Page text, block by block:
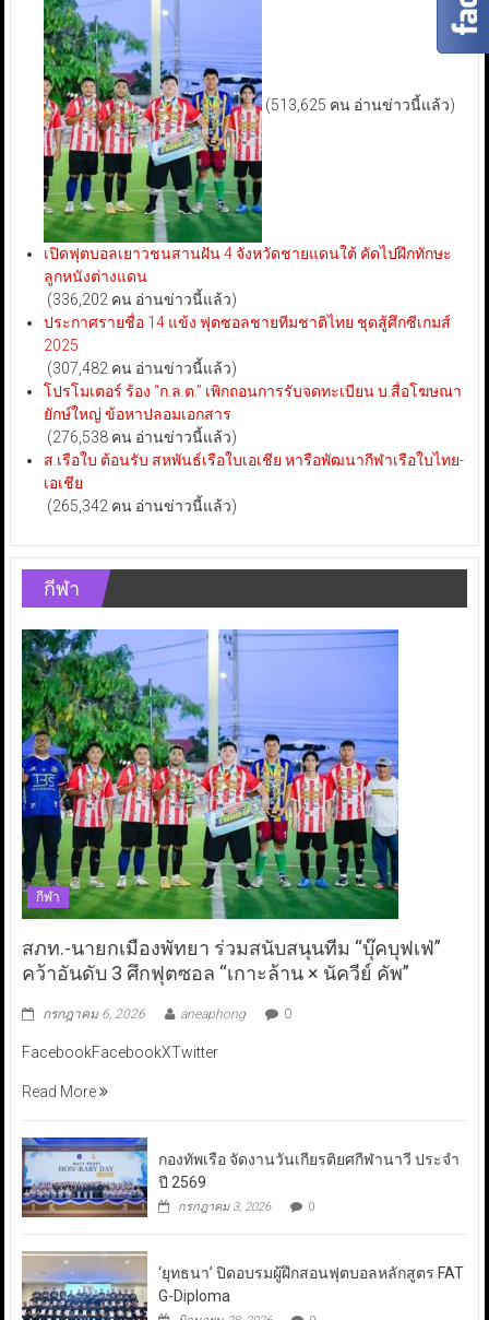
(513,625 คน อ่านข่าวนี้แล้ว)
เปิดฟุตบอลเยาวชนสานฝัน 4 จังหวัดชายแดนใต้ คัดไปฝึกทักษะ
ลูกหนังต่างแดน
(336,202 คน อ่านข่าวนี้แล้ว)
ประกาศรายชื่อ 14 แข้ง ฟุตซอลชายทีมชาติไทย ชุดสู้ศึกซีเกมส์
2025
(307,482 คน อ่านข่าวนี้แล้ว)
โปรโมเตอร์ ร้อง “ก.ล.ต.” เพิกถอนการรับจดทะเบียน บ.สื่อโฆษณา
ยักษ์ใหญ่ ข้อหาปลอมเอกสาร
(276,538 คน อ่านข่าวนี้แล้ว)
ส.เรือใบ ต้อนรับ สหพันธ์เรือใบเอเชีย หารือพัฒนากีฬาเรือใบไทย-
เอเชีย
(265,342 คน อ่านข่าวนี้แล้ว)
กีฬา
กีฬา
สภท.-นายกเมืองพัทยา ร่วมสนับสนุนทีม “บุ๊คบุฟเฟ่”
คว้าอันดับ 3 ศึกฟุตซอล “เกาะล้าน × นัควีย์ คัพ”
กรกฎาคม 6, 2026 aneaphong 0
FacebookFacebookXTwitter
Read More
กองทัพเรือ จัดงานวันเกียรติยศกีฬานาวี ประจำ
ปี 2569
กรกฎาคม 3, 2026 0
‘ยุทธนา’ ปิดอบรมผู้ฝึกสอนฟุตบอลหลักสูตร FAT
G-Diploma